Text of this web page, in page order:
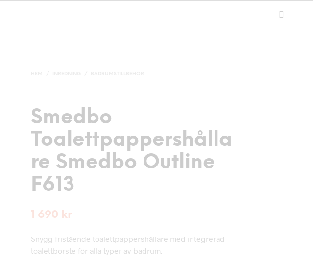
Smedbo
Toalettpappershålla
re Smedbo Outline
F613
1 690 kr
Snygg fristående toalettpappershållare med integrerad
toalettborste för alla typer av badrum.